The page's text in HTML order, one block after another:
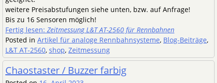
weitere Preisabstufungen siehe unten, bzw. auf Anfrage!
Bis zu 16 Sensoren möglich!
Fertig lesen: Zeitmessung L&T AT-2560 für Rennbahnen
Posted in Artikel für analoge Rennbahnsysteme, Blog-Beiträge,
L&T AT-2560, shop, Zeitmessung
Chaostaster / Buzzer farbig